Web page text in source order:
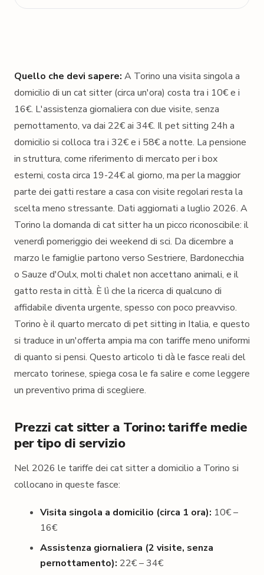
Quello che devi sapere: A Torino una visita singola a
domicilio di un cat sitter (circa un'ora) costa tra i 10€ e i
16€. L'assistenza giornaliera con due visite, senza
pernottamento, va dai 22€ ai 34€. Il pet sitting 24h a
domicilio si colloca tra i 32€ e i 58€ a notte. La pensione
in struttura, come riferimento di mercato per i box
esterni, costa circa 19-24€ al giorno, ma per la maggior
parte dei gatti restare a casa con visite regolari resta la
scelta meno stressante. Dati aggiornati a luglio 2026. A
Torino la domanda di cat sitter ha un picco riconoscibile: il
venerdì pomeriggio dei weekend di sci. Da dicembre a
marzo le famiglie partono verso Sestriere, Bardonecchia
o Sauze d'Oulx, molti chalet non accettano animali, e il
gatto resta in città. È lì che la ricerca di qualcuno di
affidabile diventa urgente, spesso con poco preavviso.
Torino è il quarto mercato di pet sitting in Italia, e questo
si traduce in un'offerta ampia ma con tariffe meno uniformi
di quanto si pensi. Questo articolo ti dà le fasce reali del
mercato torinese, spiega cosa le fa salire e come leggere
un preventivo prima di scegliere.
Prezzi cat sitter a Torino: tariffe medie
per tipo di servizio
Nel 2026 le tariffe dei cat sitter a domicilio a Torino si
collocano in queste fasce:
Visita singola a domicilio (circa 1 ora): 10€ –
16€
Assistenza giornaliera (2 visite, senza
pernottamento): 22€ – 34€